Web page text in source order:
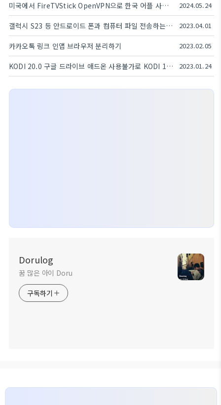
미국에서 FireTVStick OpenVPN으로 한국 어플 사용하기 2024.05.24
갤럭시 S23 등 안드로이드 폰과 컴퓨터 파일 전송하는 Nearby share beta 사용후기 2023.04.01
카카오톡 링크 인앱 브라우저 분리하기 2023.02.05
KODI 20.0 구글 드라이브 애드온 사용불가로 KODI 19.5 다운그레이드 하기 2023.01.24
Dorulog
꿈 많은 아이 Doru
구독하기